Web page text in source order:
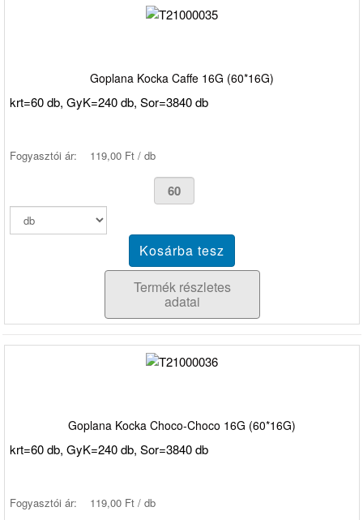
Goplana Kocka Caffe 16G (60*16G)
krt=60 db, GyK=240 db, Sor=3840 db
Fogyasztói ár: 119,00 Ft / db
Termék részletes
adatai
Goplana Kocka Choco-Choco 16G (60*16G)
krt=60 db, GyK=240 db, Sor=3840 db
Fogyasztói ár: 119,00 Ft / db